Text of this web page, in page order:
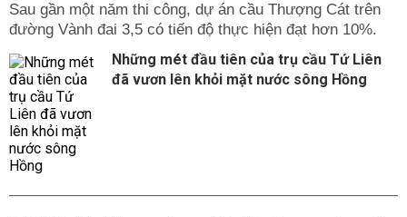
Sau gần một năm thi công, dự án cầu Thượng Cát trên
đường Vành đai 3,5 có tiến độ thực hiện đạt hơn 10%.
Những mét đầu tiên của trụ cầu Tứ Liên
đã vươn lên khỏi mặt nước sông Hồng